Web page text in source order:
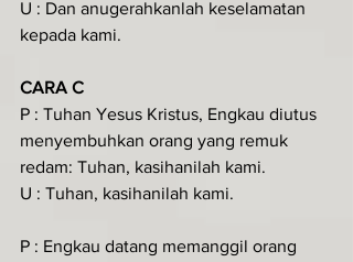
U : Dan anugerahkanlah keselamatan
kepada kami.
CARA C
P : Tuhan Yesus Kristus, Engkau diutus
menyembuhkan orang yang remuk
redam: Tuhan, kasihanilah kami.
U : Tuhan, kasihanilah kami.
P : Engkau datang memanggil orang